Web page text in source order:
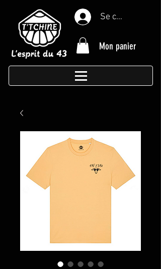
Se connecter
Mon panier